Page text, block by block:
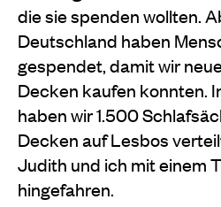
die sie spenden wollten.
Deutschland haben
gespendet, damit wir
Decken kaufen konnten.
haben wir 1.500
Decken auf Lesbos
Judith und ich mit einem
hingefahren.